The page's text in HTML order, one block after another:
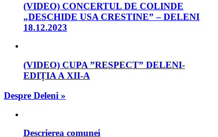
(VIDEO) CONCERTUL DE COLINDE
„DESCHIDE USA CRESTINE” – DELENI
18.12.2023
(VIDEO) CUPA ”RESPECT” DELENI-
EDIȚIA A XII-A
Despre Deleni »
Descrierea comunei